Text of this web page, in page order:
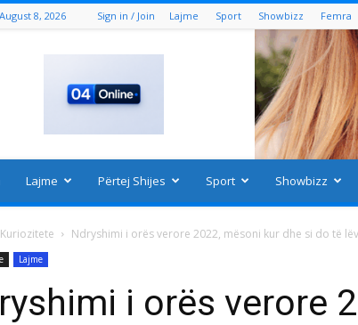
8, 2026 Sign in / Join Lajme Sport Showbizz Femra
Lajme Përtej Shijes Sport Showbizz
Kuriozitete Ndryshimi i orës verore 2022, mësoni kur dhe si do të
Lajme
i orës verore